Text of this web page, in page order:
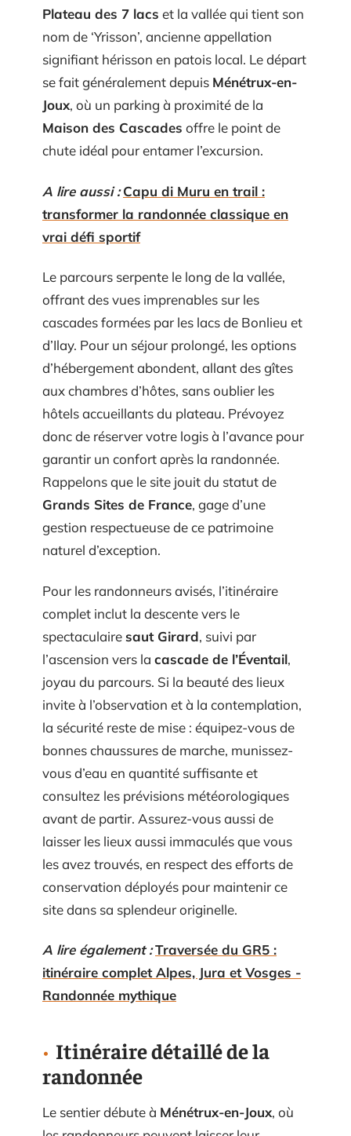
Plateau des 7 lacs et la vallée qui tient son
nom de ‘Yrisson’, ancienne appellation
signifiant hérisson en patois local. Le départ
se fait généralement depuis Ménétrux-en-
Joux, où un parking à proximité de la
Maison des Cascades offre le point de
chute idéal pour entamer l’excursion.
A lire aussi : Capu di Muru en trail :
transformer la randonnée classique en
vrai défi sportif
Le parcours serpente le long de la vallée,
offrant des vues imprenables sur les
cascades formées par les lacs de Bonlieu et
d’Ilay. Pour un séjour prolongé, les options
d’hébergement abondent, allant des gîtes
aux chambres d’hôtes, sans oublier les
hôtels accueillants du plateau. Prévoyez
donc de réserver votre logis à l’avance pour
garantir un confort après la randonnée.
Rappelons que le site jouit du statut de
Grands Sites de France, gage d’une
gestion respectueuse de ce patrimoine
naturel d’exception.
Pour les randonneurs avisés, l’itinéraire
complet inclut la descente vers le
spectaculairesaut Girard, suivi par
l’ascension vers la cascade de l’Éventail,
joyau du parcours. Si la beauté des lieux
invite à l’observation et à la contemplation,
la sécurité reste de mise : équipez-vous de
bonnes chaussures de marche, munissez-
vous d’eau en quantité suffisante et
consultez les prévisions météorologiques
avant de partir. Assurez-vous aussi de
laisser les lieux aussi immaculés que vous
les avez trouvés, en respect des efforts de
conservation déployés pour maintenir ce
site dans sa splendeur originelle.
A lire également :Traversée du GR5 :
itinéraire complet Alpes, Jura et Vosges -
Randonnée mythique
Itinéraire détaillé de la
randonnée
Le sentier débute à Ménétrux-en-Joux, où